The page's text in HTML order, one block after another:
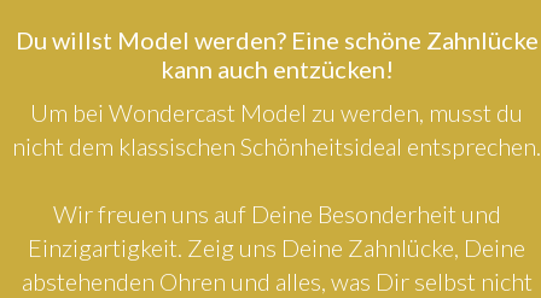
Du willst Model werden? Eine schöne Zahnlücke
kann auch entzücken!
Um bei Wondercast Model zu werden, musst du
nicht dem klassischen Schönheitsideal entsprechen.
Wir freuen uns auf Deine Besonderheit und
Einzigartigkeit. Zeig uns Deine Zahnlücke, Deine
abstehenden Ohren und alles, was Dir selbst nicht